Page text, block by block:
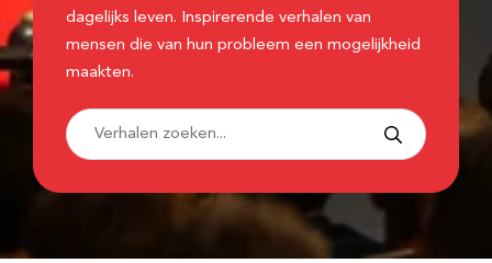
dagelijks leven. Inspirerende verhalen van
mensen die van hun probleem een mogelijkheid
maakten.